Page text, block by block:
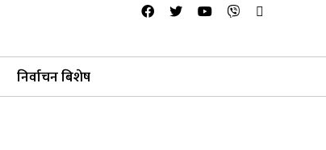
निर्वाचन बिशेष